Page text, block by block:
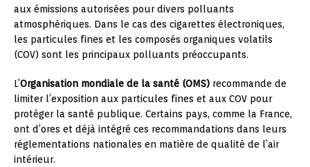
aux émissions autorisées pour divers polluants
atmosphériques. Dans le cas des cigarettes électroniques,
les particules fines et les composés organiques volatils
(COV) sont les principaux polluants préoccupants.
L’Organisation mondiale de la santé (OMS) recommande de
limiter l’exposition aux particules fines et aux COV pour
protéger la santé publique. Certains pays, comme la France,
ont d’ores et déjà intégré ces recommandations dans leurs
réglementations nationales en matière de qualité de l’air
intérieur.